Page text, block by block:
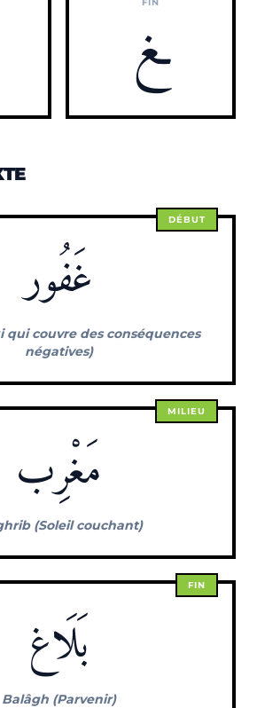
ـغ
DÉBUT
غَفُور
qui couvre des conséquences
négatives)
MILIEU
مَغْرِب
(Soleil couchant)
FIN
بَلَاغ
Balâgh (Parvenir)